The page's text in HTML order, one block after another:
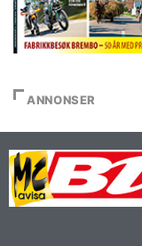
ANNONSER